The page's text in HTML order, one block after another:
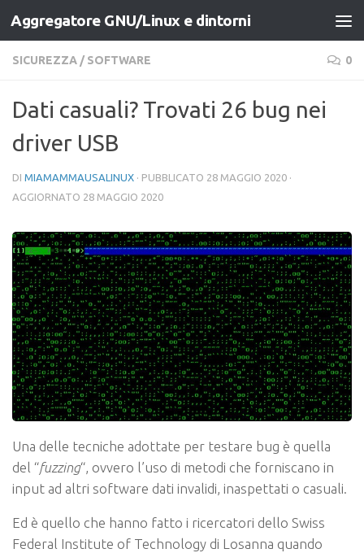
Salta al contenuto
Aggregatore GNU/Linux e dintorni
SICUREZZA / SOFTWARE 0
Dati casuali? Trovati 26 bug nei
driver USB
DI MIAMAMMAUSALINUX · PUBBLICATO 28 MAGGIO 2020 ·
AGGIORNATO 28 MAGGIO 2020
Una delle tecniche adottate per testare bug è quella
del “fuzzing“, ovvero l’uso di metodi che forniscano in
input ad altri software dati invalidi, inaspettati o casuali.
Ed è quello che hanno fatto i ricercatori dello Swiss
Federal Institute of Technology di Losanna quando